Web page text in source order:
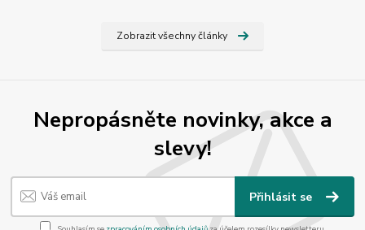
Zobrazit všechny články
Nepropásněte novinky, akce a
slevy!
Přihlásit se